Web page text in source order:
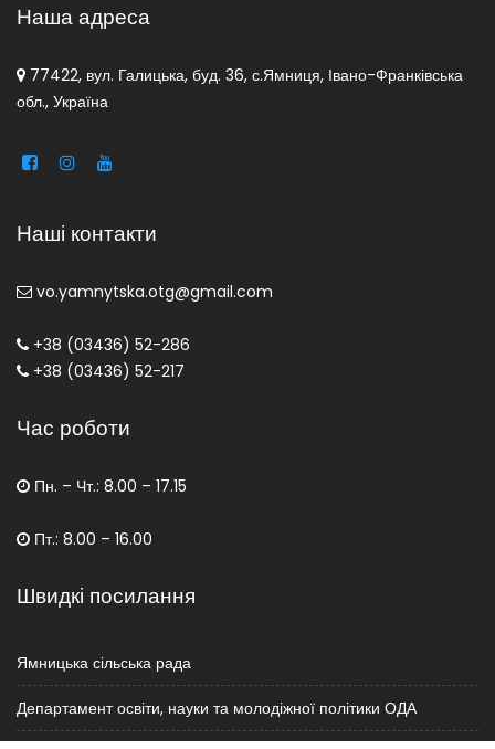
Наша адреса
77422, вул. Галицька, буд. 36, с.Ямниця, Івано-Франківська
обл., Україна
Наші контакти
vo.yamnytska.otg@gmail.com
+38 (03436) 52-286
+38 (03436) 52-217
Час роботи
Пн. – Чт.: 8.00 – 17.15
Пт.: 8.00 – 16.00
Швидкі посилання
Ямницька сільська рада
Департамент освіти, науки та молодіжної політики ОДА